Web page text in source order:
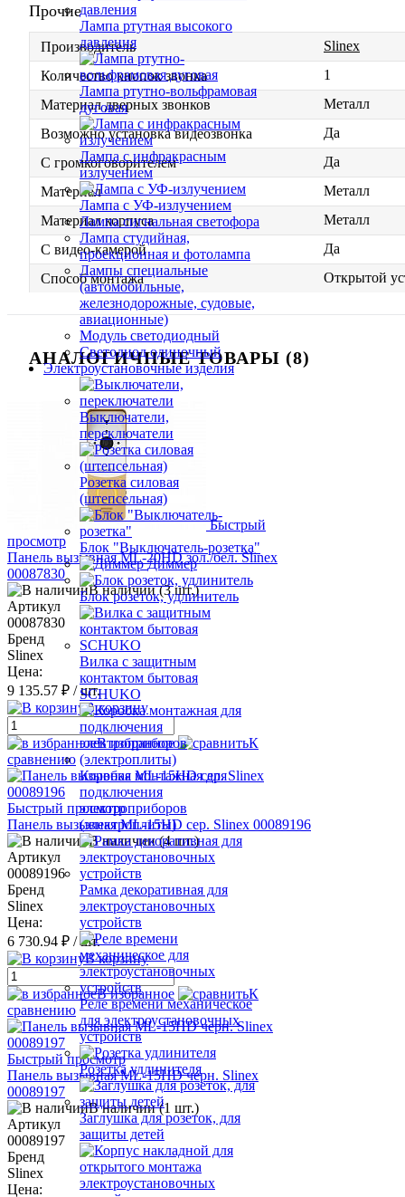
Лампа ртутная высокого
давления
Лампа ртутно-вольфрамовая
дуговая
Лампа с инфракрасным
излучением
Лампа с УФ-излучением
Лампа сигнальная светофора
Лампа студийная,
проекционная и фотолампа
Лампы специальные
(автомобильные,
железнодорожные, судовые,
авиационные)
Модуль светодиодный
Светодиод одиночный
Электроустановочные изделия
Выключатели,
переключатели
Розетка силовая
(штепсельная)
Блок "Выключатель-розетка"
Диммер
Блок розеток, удлинитель
Вилка с защитным
контактом бытовая
SCHUKO
Коробка монтажная для
подключения
электроприборов
(электроплиты)
Рамка декоративная для
электроустановочных
устройств
Реле времени механическое
для электроустановочных
устройств
Розетка удлинителя
Заглушка для розеток, для
защиты детей
Прочие
Производитель
Slinex
Количество кнопок звонка
1
Материал дверных звонков
Металл
Возможно установка видеозвонка
Да
С громкоговорителем
Да
Материал
Металл
Материал корпуса
Металл
С видео-камерой
Да
Способ монтажа
Открытой
АНАЛОГИЧНЫЕ ТОВАРЫ (8)
Быстрый
просмотр
Панель вызывная ML-20HD зол./бел. Slinex
00087830
В наличии (3 шт.)
Артикул
00087830
Бренд
Slinex
Цена:
9 135.57 ₽ / шт.
В корзину
В избранное
К
сравнению
Быстрый просмотр
Панель вызывная ML-15HD сер. Slinex 00089196
В наличии (4 шт.)
Артикул
00089196
Бренд
Slinex
Цена:
6 730.94 ₽ / шт.
В корзину
В избранное
К
сравнению
Быстрый просмотр
Панель вызывная ML-15HD черн. Slinex
00089197
В наличии (1 шт.)
Артикул
00089197
Бренд
Slinex
Цена: